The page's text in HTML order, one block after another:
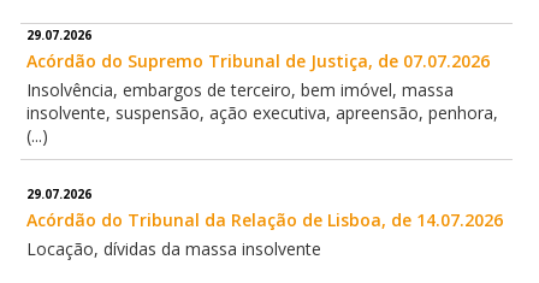
29.07.2026
Acórdão do Supremo Tribunal de Justiça, de 07.07.2026
Insolvência, embargos de terceiro, bem imóvel, massa
insolvente, suspensão, ação executiva, apreensão, penhora,
(...)
29.07.2026
Acórdão do Tribunal da Relação de Lisboa, de 14.07.2026
Locação, dívidas da massa insolvente